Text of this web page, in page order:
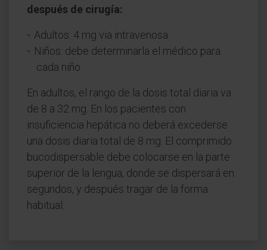
después de cirugía:
Adultos: 4 mg via intravenosa
Niños: debe determinarla el médico para
cada niño.
En adultos, el rango de la dosis total diaria va
de 8 a 32 mg. En los pacientes con
insuficiencia hepática no deberá excederse
una dosis diaria total de 8 mg. El comprimido
bucodispersable debe colocarse en la parte
superior de la lengua, donde se dispersará en
segundos, y después tragar de la forma
habitual.